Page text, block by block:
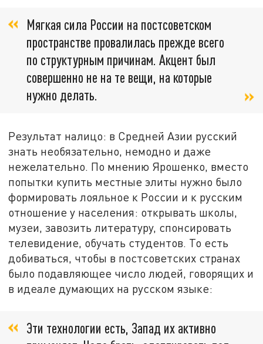
Мягкая сила России на постсоветском
пространстве провалилась прежде всего
по структурным причинам. Акцент был
совершенно не на те вещи, на которые
нужно делать.
Результат налицо: в Средней Азии русский
знать необязательно, немодно и даже
нежелательно. По мнению Ярошенко, вместо
попытки купить местные элиты нужно было
формировать лояльное к России и к русским
отношение у населения: открывать школы,
музеи, завозить литературу, спонсировать
телевидение, обучать студентов. То есть
добиваться, чтобы в постсоветских странах
было подавляющее число людей, говорящих и
в идеале думающих на русском языке:
Эти технологии есть, Запад их активно